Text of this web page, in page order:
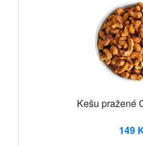
Kešu pražené
149